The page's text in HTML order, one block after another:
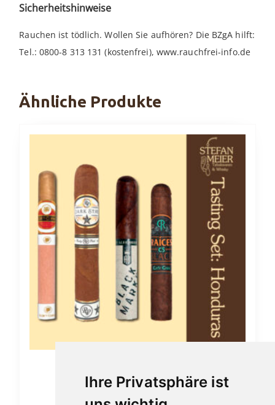
Ihre Privatsphäre ist
Sicherheitshinweise
Rauchen ist tödlich. Wollen Sie aufhören? Die BZgA hilft:
Tel.: 0800-8 313 131 (kostenfrei), www.rauchfrei-info.de
Ähnliche Produkte
Zigarren Tasting Set Honduras